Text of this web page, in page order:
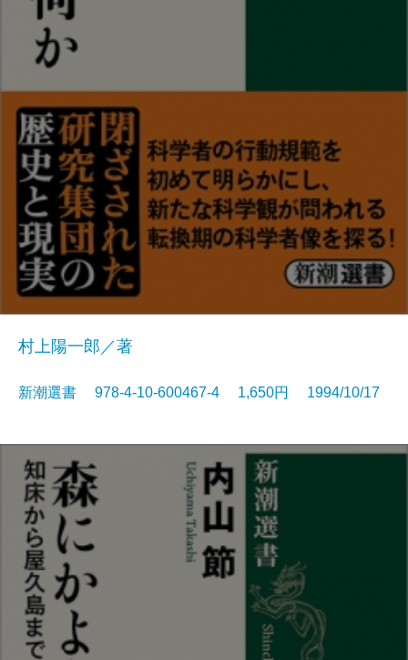
村上陽一郎／著
新潮選書 978-4-10-600467-4 1,650円 1994/10/17